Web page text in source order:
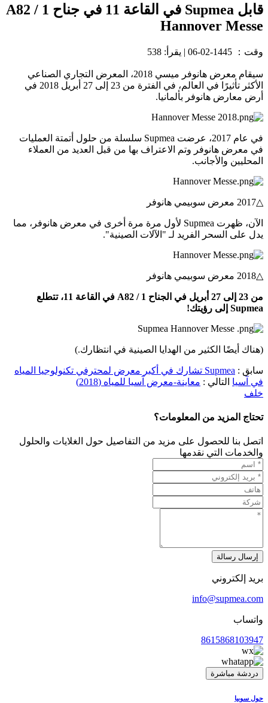
قابل Supmea في القاعة 11 في جناح A82 / 1
Hannover Messe
وقت： 1445-02-06
| يقرأ: 538
سيقام معرض هانوفر ميسي 2018، المعرض التجاري الصناعي
الأكثر تأثيرًا في العالم، في الفترة من 23 إلى 27 أبريل 2018 في
أرض معارض هانوفر بألمانيا.
في عام 2017، عرضت Supmea سلسلة من حلول أتمتة العمليات
في معرض هانوفر وتم الاعتراف بها من قبل العديد من العملاء
المحليين والأجانب.
△2017 معرض سوبيمي هانوفر
الآن، ظهرت Supmea لأول مرة مرة أخرى في معرض هانوفر، مما
يدل على السحر الفريد لـ "الآلات الصينية".
△2018 معرض سوبيمي هانوفر
من 23 إلى 27 أبريل في الجناح A82 / 1 في القاعة 11، تتطلع
Supmea إلى رؤيتك!
(هناك أيضًا الكثير من الهدايا الصينية في انتظارك.)
سابق :
Supmea تشارك في أكبر معرض لمحترفي تكنولوجيا المياه
في آسيا التالي : معاينة-معرض آسيا للمياه (2018)
خلف
تحتاج المزيد من المعلومات؟
اتصل بنا للحصول على مزيد من التفاصيل حول الغلايات والحلول
والخدمات التي نقدمها
إرسال رسالة
بريد إلكتروني
info@supmea.com
واتساب
8615868103947
دردشة مباشرة
حول سوبيا